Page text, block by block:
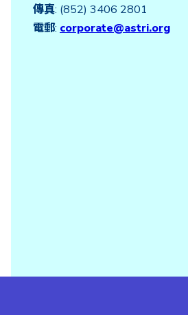
傳真: (852) 3406 2801
電郵: corporate@astri.org